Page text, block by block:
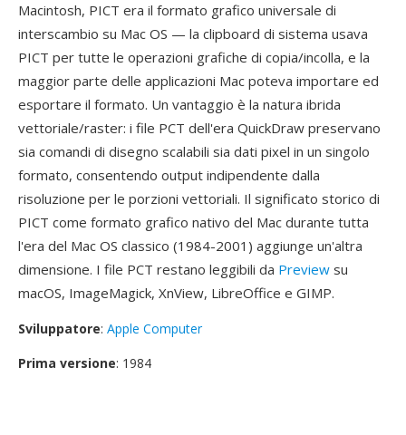
Macintosh, PICT era il formato grafico universale di
interscambio su Mac OS — la clipboard di sistema usava
PICT per tutte le operazioni grafiche di copia/incolla, e la
maggior parte delle applicazioni Mac poteva importare ed
esportare il formato. Un vantaggio è la natura ibrida
vettoriale/raster: i file PCT dell'era QuickDraw preservano
sia comandi di disegno scalabili sia dati pixel in un singolo
formato, consentendo output indipendente dalla
risoluzione per le porzioni vettoriali. Il significato storico di
PICT come formato grafico nativo del Mac durante tutta
l'era del Mac OS classico (1984-2001) aggiunge un'altra
dimensione. I file PCT restano leggibili da Preview su
macOS, ImageMagick, XnView, LibreOffice e GIMP.
Sviluppatore: Apple Computer
Prima versione: 1984